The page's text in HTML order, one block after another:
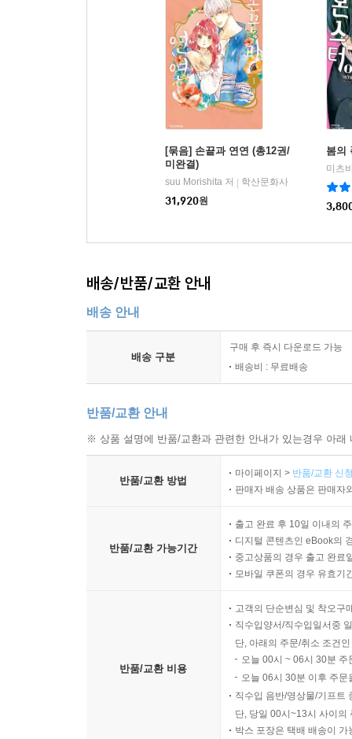
[묶음] 손끝과 연연 (총12권/
미완결)
suu Morishita 저 | 학산문화사
31,920원
봄의
미츠
배송/반품/교환 안내
배송 안내
배송 구분
구매 후 즉시 다운로드 가능
배송비 : 무료배송
반품/교환 안내
※ 상품 설명에 반품/교환과 관련한 안내가 있는경우 아
반품/교환 방법
마이페이지 > 반품/교환 신
판매자 배송 상품은 판매자
반품/교환 가능기간
출고 완료 후 10일 이내의
디지털 콘텐츠인 eBook의
중고상품의 경우 출고 완료
모바일 쿠폰의 경우 유효기
반품/교환 비용
고객의 단순변심 및 착오구
직수입양서/직수입일서중
단, 아래의 주문/취소 조건
오늘 00시 ~ 06시 30분
오늘 06시 30분 이후 주
직수입 음반/영상물/기프트
단, 당일 00시~13시 사이의
박스 포장은 택배 배송이